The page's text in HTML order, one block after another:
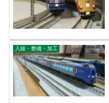
入線・整備・加工